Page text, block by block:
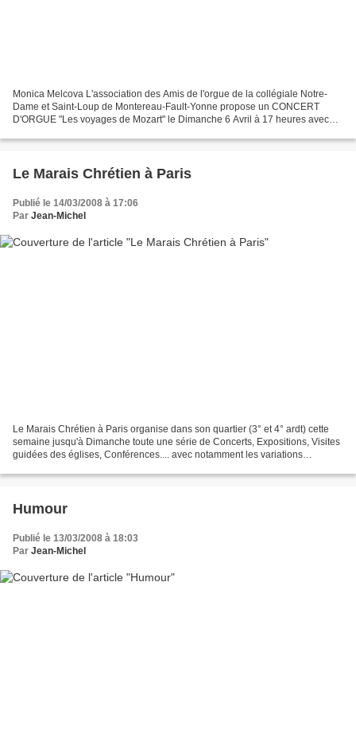
Monica Melcova L'association des Amis de l'orgue de la collégiale Notre-
Dame et Saint-Loup de Montereau-Fault-Yonne propose un CONCERT
D'ORGUE "Les voyages de Mozart" le Dimanche 6 Avril à 17 heures avec
Le Marais Chrétien à Paris
Publié le 14/03/2008 à 17:06
Par Jean-Michel
Le Marais Chrétien à Paris organise dans son quartier (3° et 4° ardt) cette
semaine jusqu'à Dimanche toute une série de Concerts, Expositions, Visites
guidées des églises, Conférences.... avec notamment les variations
Humour
Publié le 13/03/2008 à 18:03
Par Jean-Michel